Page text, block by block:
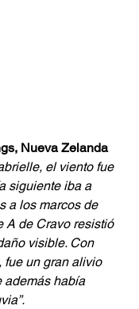
Nueva Zelanda
el viento fue
siguiente iba a
a los marcos de
A de Cravo resistió
visible. Con
fue un gran alivio
además había